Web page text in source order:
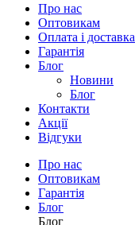
Про нас
Оптовикам
Оплата і доставка
Гарантія
Блог
Новини
Блог
Контакти
Акції
Відгуки
Про нас
Оптовикам
Гарантія
Блог
Блог